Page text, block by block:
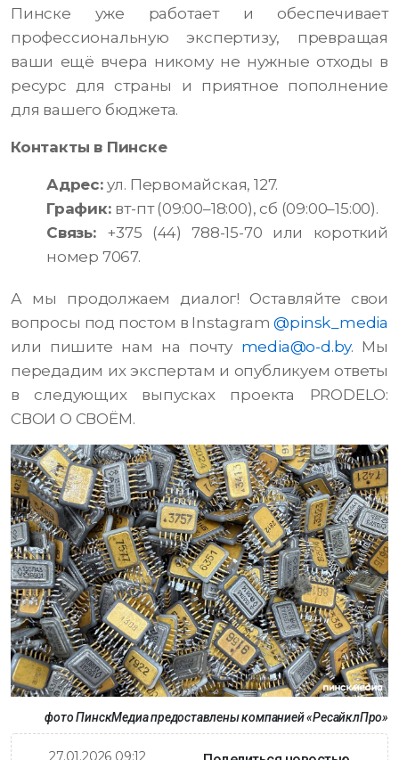
Пинске уже работает и обеспечивает
профессиональную экспертизу, превращая
ваши ещё вчера никому не нужные отходы в
ресурс для страны и приятное пополнение
для вашего бюджета.
Контакты в Пинске
Адрес:ул. Первомайская, 127.
График: вт-пт (09:00–18:00), сб (09:00–15:00).
Связь: +375 (44) 788-15-70 или короткий
номер 7067.
А мы продолжаем диалог! Оставляйте свои
вопросы под постом в Instagram@pinsk_media
или пишите нам на почту media@o-d.by. Мы
передадим их экспертам и опубликуем ответы
в следующих выпусках проекта PRODELO:
СВОИ О СВОЁМ.
фото ПинскМедиа предоставлены компанией «РесайклПро»
27.01.2026 09:12